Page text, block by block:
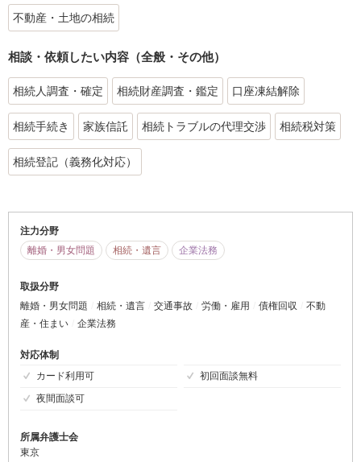
不動産・土地の相続
相談・依頼したい内容（全般・その他）
相続人調査・確定 相続財産調査・鑑定 口座凍結解除
相続手続き 家族信託 相続トラブルの代理交渉 相続税対策
相続登記（義務化対応）
注力分野
離婚・男女問題
相続・遺言 企業法務
取扱分野
離婚・男女問題
相続・遺言 交通事故 労働・雇用 債権回収
不動
産・住まい
企業法務
対応体制
カード利用可
初回面談無料
夜間面談可
所属弁護士会
東京